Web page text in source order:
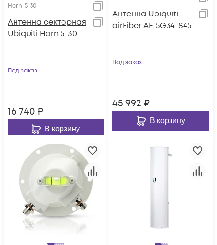
Horn-5-30
Антенна секторная
Ubiquiti Horn 5-30
Под заказ
16 740 ₽
В корзину
Антенна Ubiquiti
airFiber AF-5G34-S45
Под заказ
45 992 ₽
В корзину